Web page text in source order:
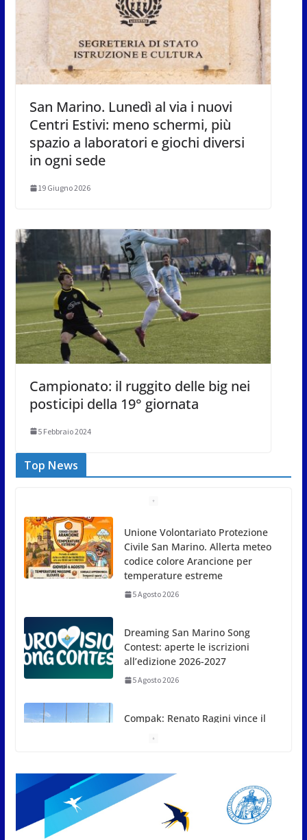
San Marino. Lunedì al via i nuovi
Centri Estivi: meno schermi, più
spazio a laboratori e giochi diversi
in ogni sede
19 Giugno 2026
Campionato: il ruggito delle big nei
posticipi della 19° giornata
5 Febbraio 2024
Top News
Dreaming San Marino Song
Contest: aperte le iscrizioni
all’edizione 2026-2027
5 Agosto 2026
titolo sammarinese, Armando
Rodà si aggiudicail Gran Prix
5 Agosto 2026
Pesca sportiva, tre prove di campionato tra acque
dolci e di mare
San Marino. Il 6 agosto è ancora
Giovedì in Centro. Il Centro
storico torna protagonista di
sera tra shopping, cultura e
animazione